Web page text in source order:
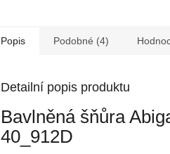
Popis Podobné (4)
Detailní popis produktu
Bavlněná šňůra
40_912D